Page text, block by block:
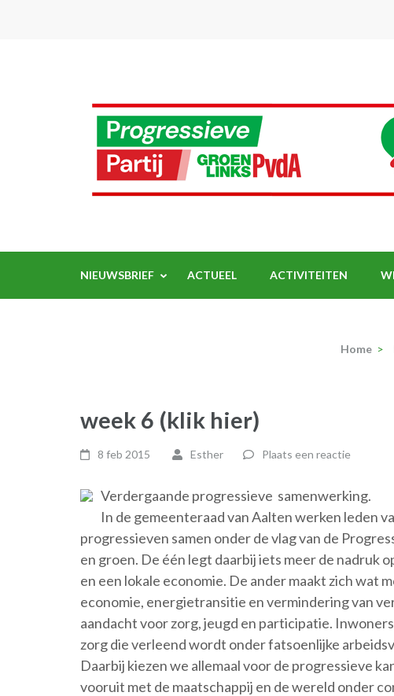
NIEUWSBRIEF ACTUEEL ACTIVITEITEN
Home >
week 6 (klik hier)
8 feb 2015 Esther Plaats een reactie
Verdergaande progressieve samenwerking.
In de gemeenteraad van Aalten werken leden
progressieven samen onder de vlag van de
en groen. De één legt daarbij iets meer de nadruk
en een lokale economie. De ander maakt zich wat
economie, energietransitie en vermindering van
aandacht voor zorg, jeugd en participatie.
zorg die verleend wordt onder fatsoenlijke
Daarbij kiezen we allemaal voor de progressieve
vooruit met de maatschappij en de wereld onder